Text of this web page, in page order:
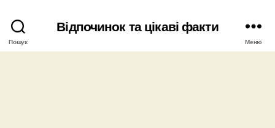
Пошук
Відпочинок та цікаві факти
Меню